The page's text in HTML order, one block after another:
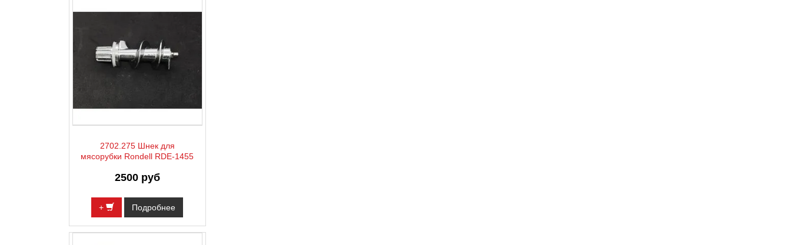
2702.275 Шнек для
мясорубки Rondell RDE-1455
2500 руб
+ Подробнее